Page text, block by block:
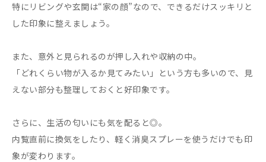
特にリビングや玄関は“家の顔”なので、できるだけスッキリと
した印象に整えましょう。
また、意外と見られるのが押し入れや収納の中。
「どれくらい物が入るか見てみたい」という方も多いので、見
えない部分も整理しておくと好印象です。
さらに、生活の匂いにも気を配ると◎。
内覧直前に換気をしたり、軽く消臭スプレーを使うだけでも印
象が変わります。